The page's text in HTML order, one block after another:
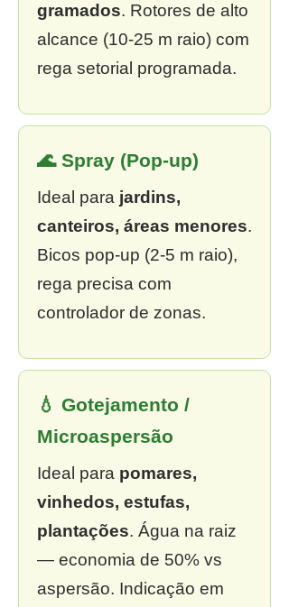
gramados. Rotores de alto
alcance (10-25 m raio) com
rega setorial programada.
🌊 Spray (Pop-up)
Ideal para jardins,
canteiros, áreas menores.
Bicos pop-up (2-5 m raio),
rega precisa com
controlador de zonas.
💧 Gotejamento /
Microaspersão
Ideal para pomares,
vinhedos, estufas,
plantações. Água na raiz
— economia de 50% vs
aspersão. Indicação em